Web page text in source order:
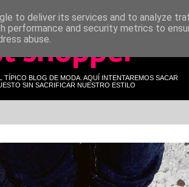
shopper
TÍPICO BLOG DE MODA. AQUÍ INTENTAREMOS SACAR
SIN SACRIFICAR NUESTRO ESTILO
to deliver its services and to analyze
performance and security metrics to
abuse.